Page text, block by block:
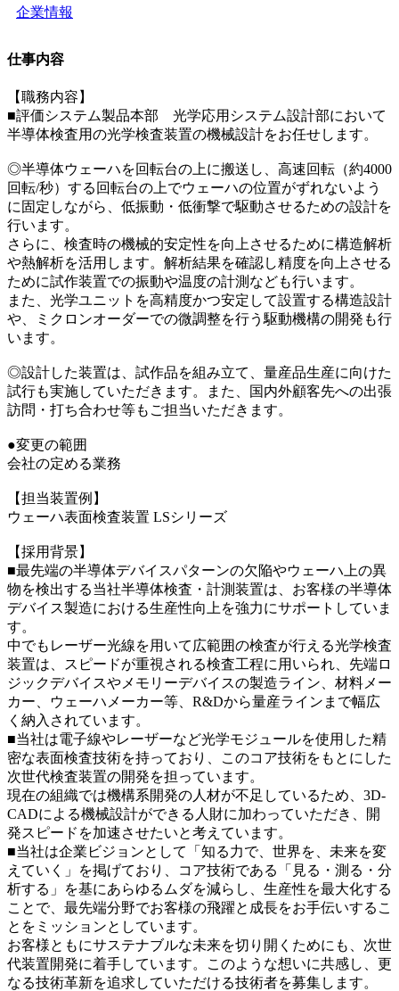
企業情報
仕事内容
【職務内容】
■評価システム製品本部 光学応用システム設計部において
半導体検査用の光学検査装置の機械設計をお任せします。
◎半導体ウェーハを回転台の上に搬送し、高速回転（約4000
回転/秒）する回転台の上でウェーハの位置がずれないよう
に固定しながら、低振動・低衝撃で駆動させるための設計を
行います。
さらに、検査時の機械的安定性を向上させるために構造解析
や熱解析を活用します。解析結果を確認し精度を向上させる
ために試作装置での振動や温度の計測なども行います。
また、光学ユニットを高精度かつ安定して設置する構造設計
や、ミクロンオーダーでの微調整を行う駆動機構の開発も行
います。
◎設計した装置は、試作品を組み立て、量産品生産に向けた
試行も実施していただきます。また、国内外顧客先への出張
訪問・打ち合わせ等もご担当いただきます。
●変更の範囲
会社の定める業務
【担当装置例】
ウェーハ表面検査装置 LSシリーズ
【採用背景】
■最先端の半導体デバイスパターンの欠陥やウェーハ上の異
物を検出する当社半導体検査・計測装置は、お客様の半導体
デバイス製造における生産性向上を強力にサポートしていま
す。
中でもレーザー光線を用いて広範囲の検査が行える光学検査
装置は、スピードが重視される検査工程に用いられ、先端ロ
ジックデバイスやメモリーデバイスの製造ライン、材料メー
カー、ウェーハメーカー等、R&Dから量産ラインまで幅広
く納入されています。
■当社は電子線やレーザーなど光学モジュールを使用した精
密な表面検査技術を持っており、このコア技術をもとにした
次世代検査装置の開発を担っています。
現在の組織では機構系開発の人材が不足しているため、3D-
CADによる機械設計ができる人財に加わっていただき、開
発スピードを加速させたいと考えています。
■当社は企業ビジョンとして「知る力で、世界を、未来を変
えていく」を掲げており、コア技術である「見る・測る・分
析する」を基にあらゆるムダを減らし、生産性を最大化する
ことで、最先端分野でお客様の飛躍と成長をお手伝いするこ
とをミッションとしています。
お客様ともにサステナブルな未来を切り開くためにも、次世
代装置開発に着手しています。このような想いに共感し、更
なる技術革新を追求していただける技術者を募集します。